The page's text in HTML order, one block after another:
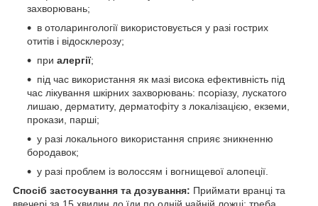
захворювань;
в отоларингології використовується у разі гострих
отитів і відосклерозу;
при алергії;
під час використання як мазі висока ефективність під
час лікування шкірних захворювань: псоріазу, лускатого
лишаю, дерматиту, дерматофіту з локалізацією, екземи,
прокази, парші;
у разі локального використання сприяє зникненню
бородавок;
у разі проблем із волоссям і вогнищевої алопеції.
Спосіб застосування та дозування: Приймати вранці та
ввечері за 15 хвилин до їди по одній чайній ложці; треба